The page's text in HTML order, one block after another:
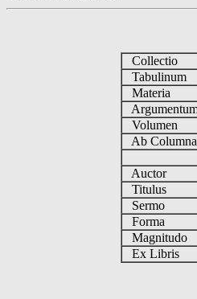
Collectio
Tabulinum
Materia
Volumen
Ab
Auctor
Titulus
Sermo
Forma
Magnitudo
Ex Libris